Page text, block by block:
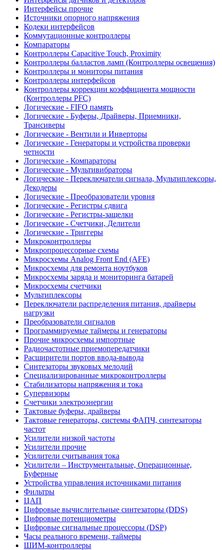
Интерфейсы прочие
Источники опорного напряжения
Кодеки интерфейсов
Коммутационные контроллеры
Компараторы
Контроллеры Capacitive Touch, Proximity
Контроллеры балластов ламп (Контроллеры освещения)
Контроллеры и мониторы питания
Контроллеры интерфейсов
Контроллеры коррекции коэффициента мощности
(Контроллеры PFC)
Логические - FIFO память
Логические - Буферы, Драйверы, Приемники,
Трансиверы
Логические - Вентили и Инверторы
Логические - Генераторы и устройства проверки
четности
Логические - Компараторы
Логические - Мультивибраторы
Логические - Переключатели сигнала, Мультиплексоры,
Декодеры
Логические - Преобразователи уровня
Логические - Регистры сдвига
Логические - Регистры-защелки
Логические - Счетчики, Делители
Логические - Триггеры
Микроконтроллеры
Микропроцессорные схемы
Микросхемы Analog Front End (AFE)
Микросхемы для ремонта ноутбуков
Микросхемы заряда и мониторинга батарей
Микросхемы счетчики
Мультиплексоры
Переключатели распределения питания, драйверы
нагрузки
Преобразователи сигналов
Программируемые таймеры и генераторы
Прочие микросхемы импортные
Радиочастотные приемопередатчики
Расширители портов ввода-вывода
Синтезаторы звуковых мелодий
Специализированные микроконтроллеры
Стабилизаторы напряжения и тока
Супервизоры
Счетчики электроэнергии
Тактовые буферы, драйверы
Тактовые генераторы, системы ФАПЧ, синтезаторы
частот
Усилители низкой частоты
Усилители прочие
Усилители считывания тока
Усилители – Инструментальные, Операционные,
Буферные
Устройства управления источниками питания
Фильтры
ЦАП
Цифровые вычислительные синтезаторы (DDS)
Цифровые потенциометры
Цифровые сигнальные процессоры (DSP)
Часы реального времени, таймеры
ШИМ-контроллеры